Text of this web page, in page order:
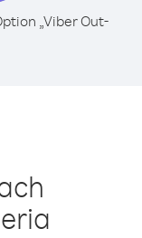
„Viber Out-